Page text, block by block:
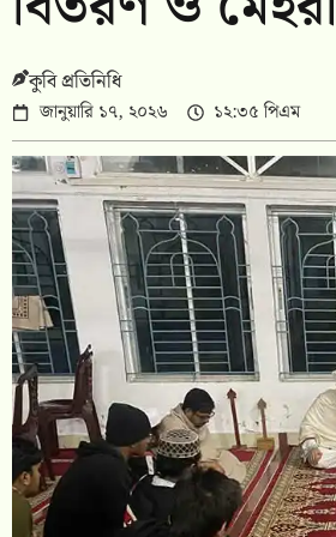
কুবি প্রতিনিধি
জানুয়ারি ১৭, ২০২৬ ১২:৩৫ পিএম